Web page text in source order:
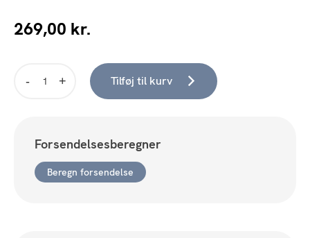
269,00 kr.
Tilføj til kurv
Forsendelsesberegner
Beregn forsendelse